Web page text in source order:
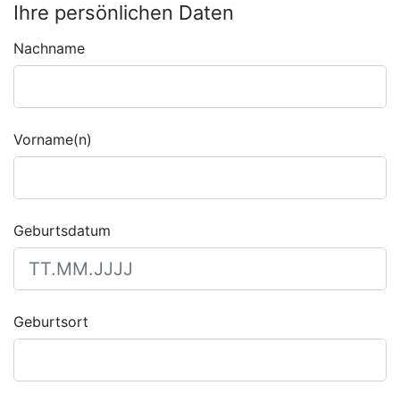
Ihre persönlichen Daten
Nachname
Vorname(n)
Geburtsdatum
Geburtsort